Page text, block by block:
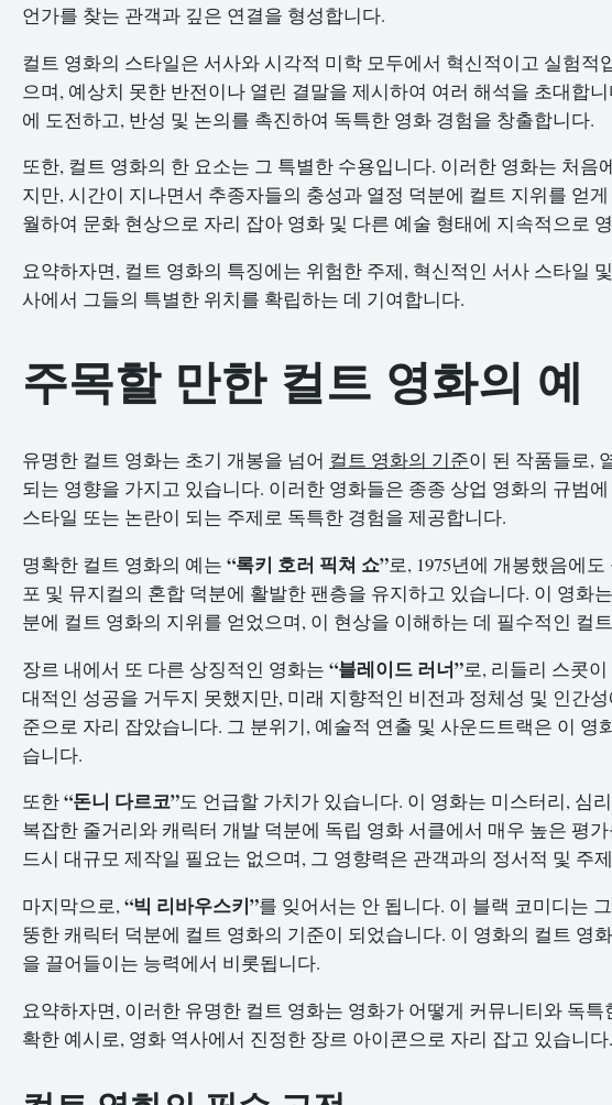
언가를 찾는 관객과 깊은 연결을 형성합니다.
컬트 영화의 스타일은 서사와 시각적 미학 모두에서 혁신적이고 실험적
으며, 예상치 못한 반전이나 열린 결말을 제시하여 여러 해석을 초대합
에 도전하고, 반성 및 논의를 촉진하여 독특한 영화 경험을 창출합니다.
또한, 컬트 영화의 한 요소는 그 특별한 수용입니다. 이러한 영화는 처음
지만, 시간이 지나면서 추종자들의 충성과 열정 덕분에 컬트 지위를 얻
월하여 문화 현상으로 자리 잡아 영화 및 다른 예술 형태에 지속적으로
요약하자면, 컬트 영화의 특징에는 위험한 주제, 혁신적인 서사 스타일
사에서 그들의 특별한 위치를 확립하는 데 기여합니다.
주목할 만한 컬트 영화의 예
유명한 컬트 영화는 초기 개봉을 넘어 컬트 영화의 기준이 된 작품들로,
되는 영향을 가지고 있습니다. 이러한 영화들은 종종 상업 영화의 규범
스타일 또는 논란이 되는 주제로 독특한 경험을 제공합니다.
명확한 컬트 영화의 예는 “록키 호러 픽쳐 쇼”로, 1975년에 개봉했음에
포 및 뮤지컬의 혼합 덕분에 활발한 팬층을 유지하고 있습니다. 이 영화
분에 컬트 영화의 지위를 얻었으며, 이 현상을 이해하는 데 필수적인 컬
장르 내에서 또 다른 상징적인 영화는 “블레이드 러너”로, 리들리 스콧
대적인 성공을 거두지 못했지만, 미래 지향적인 비전과 정체성 및 인간
준으로 자리 잡았습니다. 그 분위기, 예술적 연출 및 사운드트랙은 이 영
습니다.
또한“돈니 다르코”도 언급할 가치가 있습니다. 이 영화는 미스터리, 심
복잡한 줄거리와 캐릭터 개발 덕분에 독립 영화 서클에서 매우 높은 평
드시 대규모 제작일 필요는 없으며, 그 영향력은 관객과의 정서적 및 주
마지막으로,“빅 리바우스키”를 잊어서는 안 됩니다. 이 블랙 코미디는
뚱한 캐릭터 덕분에 컬트 영화의 기준이 되었습니다. 이 영화의 컬트 영
을 끌어들이는 능력에서 비롯됩니다.
요약하자면, 이러한 유명한 컬트 영화는 영화가 어떻게 커뮤니티와 독
확한 예시로, 영화 역사에서 진정한 장르 아이콘으로 자리 잡고 있습니다.